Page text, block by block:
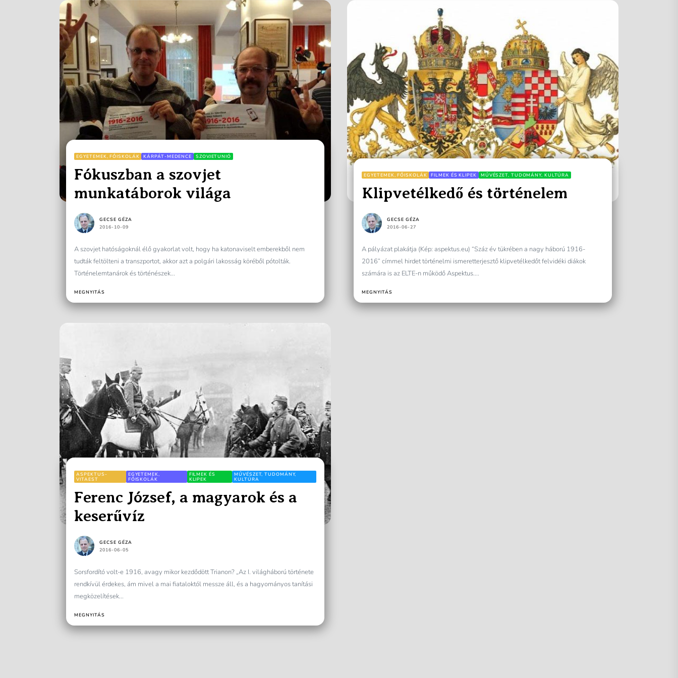
EGYETEMEK, FŐISKOLÁK KÁRPÁT-MEDENCE SZOVJETUNIÓ
Fókuszban a szovjet
munkatáborok világa
GECSE GÉZA
2016-10-09
A szovjet hatóságoknál élő gyakorlat volt, hogy ha katonaviselt emberekből nem
tudták feltölteni a transzportot, akkor azt a polgári lakosság köréből pótolták.
Történelemtanárok és történészek...
MEGNYITÁS
EGYETEMEK, FŐISKOLÁK FILMEK ÉS KLIPEK MŰVÉSZET, TUDOMÁNY, KULTÚRA
Klipvetélkedő és történelem
GECSE GÉZA
2016-06-27
A pályázat plakátja (Kép: aspektus.eu) “Száz év tükrében a nagy háború 1916-
2016” címmel hirdet történelmi ismeretterjesztő klipvetélkedőt felvidéki diákok
számára is az ELTE-n működő Aspektus....
MEGNYITÁS
ASPEKTUS-
VITAEST
EGYETEMEK,
FŐISKOLÁK
FILMEK ÉS
KLIPEK
MŰVÉSZET, TUDOMÁNY,
KULTÚRA
Ferenc József, a magyarok és a
keserűvíz
GECSE GÉZA
2016-06-05
Sorsfordító volt-e 1916, avagy mikor kezdődött Trianon? „Az I. világháború története
rendkívül érdekes, ám mivel a mai fiataloktól messze áll, és a hagyományos tanítási
megközelítések...
MEGNYITÁS